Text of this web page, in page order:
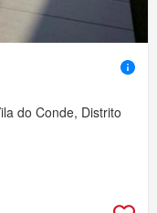
do Conde, Distrito